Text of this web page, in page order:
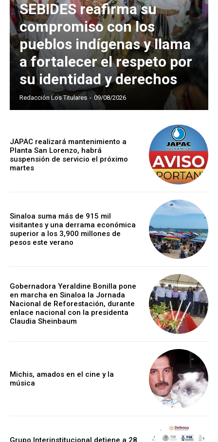
SEBIDES reafirma su
compromiso con los
pueblos indígenas y llama
a fortalecer el respeto por
su identidad y derechos
Redacción Los Titulares - 09/08/2026
JAPAC realizará mantenimiento a
Planta San Lorenzo, habrá
suspensión de servicio el próximo
martes
Sinaloa suma más de 915 mil
visitantes y una derrama económica
superior a los 3,900 millones de
pesos este verano
Gobernadora Yeraldine Bonilla pone
en marcha en Sinaloa la Jornada
Nacional de Reforestación, durante
enlace nacional con la presidenta
Claudia Sheinbaum
Michis, amados en el cine y la
música
Grupo Interinstitucional detiene a 28